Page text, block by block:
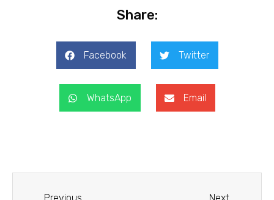
Share:
Facebook Twitter
WhatsApp Email